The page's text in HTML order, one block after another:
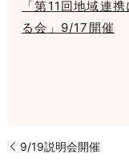
「第11回地域連
る会」9/17開催
9/19説明会開催